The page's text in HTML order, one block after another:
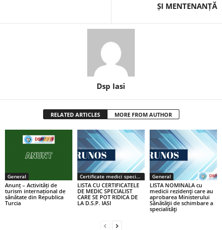
ȘI MENTENANȚĂ
Dsp Iasi
RELATED ARTICLES MORE FROM AUTHOR
General
Anunț – Activități de
turism internațional de
sănătate din Republica
Turcia
Certificate medici specialiști / primari
LISTA CU CERTIFICATELE
DE MEDIC SPECIALIST
CARE SE POT RIDICA DE
LA D.S.P. IASI
General
LISTA NOMINALA cu
medicii rezidenţi care au
aprobarea Ministerului
Sănătăţii de schimbare a
specialităţi